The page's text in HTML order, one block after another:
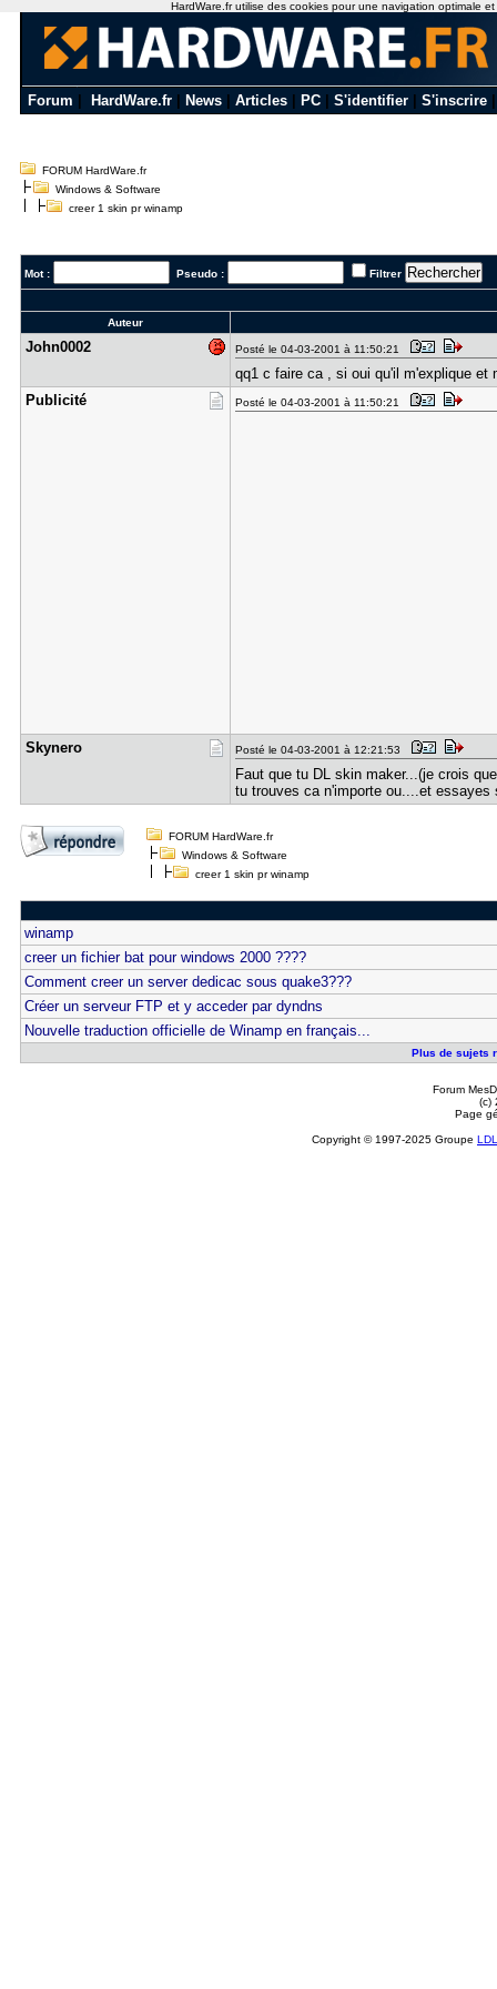
Forum HardWare.fr News Articles PC S'identifier S'inscrire
FORUM HardWare.fr
Windows & Software
creer 1 skin pr winamp
Mot : Pseudo : Filtrer
Auteur
John0002 Posté le 04-03-2001 à 11:50:21
qq1 c faire ca , si oui qu'il m'explique et
Publicité
Posté le 04-03-2001 à 11:50:21
Skynero Posté le 04-03-2001 à 12:21:53
Faut que tu DL skin maker...(je crois
tu trouves ca n'importe ou....et
FORUM HardWare.fr
Windows & Software
creer 1 skin pr winamp
winamp
creer un fichier bat pour windows 2000 ????
Comment creer un server dedicac sous quake3???
Créer un serveur FTP et y acceder par dyndns
Nouvelle traduction officielle de Winamp en français...
Plus de sujets
Forum
(c)
Page
Copyright © 1997-2025 Groupe
HardWare.fr utilise des cookies pour une navigation optimale